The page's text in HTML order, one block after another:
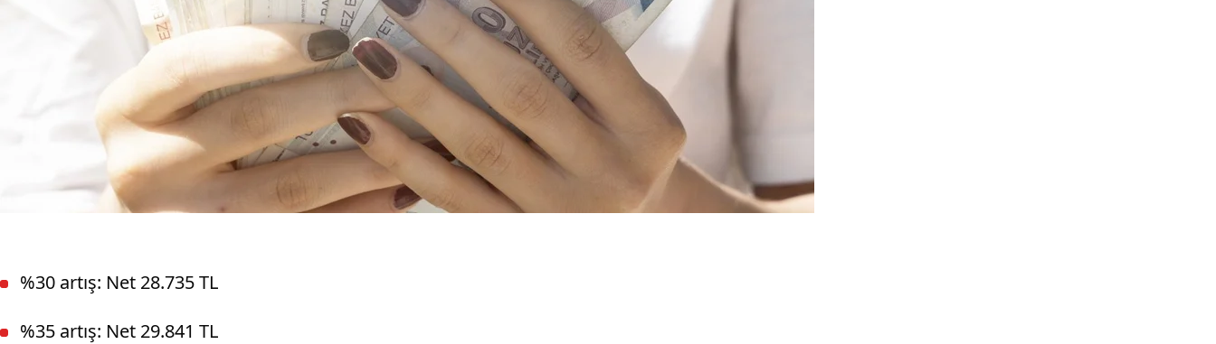
%30 artış: Net 28.735 TL
%35 artış: Net 29.841 TL